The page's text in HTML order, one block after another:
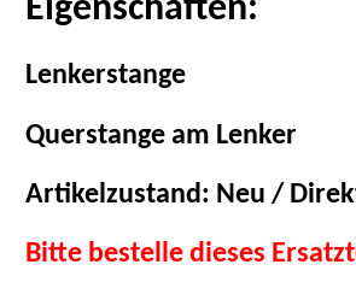
Eigenschaften:
Lenkerstange
Querstange am Lenker
Artikelzustand: Neu /
Bitte bestelle dieses